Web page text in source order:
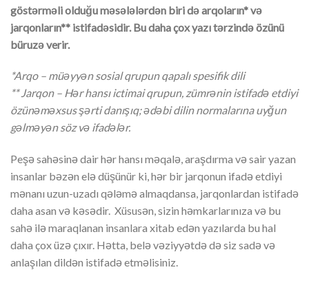
göstərməli olduğu məsələlərdən biri də arqoların* və
jarqonların** istifadəsidir. Bu daha çox yazı tərzində özünü
büruzə verir.
*Arqo – müəyyən sosial qrupun qapalı spesifik dili
** Jarqon – Hər hansı ictimai qrupun, zümrənin istifadə etdiyi
özünəməxsus şərti danışıq; ədəbi dilin normalarına uyğun
gəlməyən söz və ifadələr.
Peşə sahəsinə dair hər hansı məqalə, araşdırma və sair yazan
insanlar bəzən elə düşünür ki, hər bir jarqonun ifadə etdiyi
mənanı uzun-uzadı qələmə almaqdansa, jarqonlardan istifadə
daha asan və kəsədir. Xüsusən, sizin həmkarlarınıza və bu
sahə ilə maraqlanan insanlara xitab edən yazılarda bu hal
daha çox üzə çıxır. Hətta, belə vəziyyətdə də siz sadə və
anlaşılan dildən istifadə etməlisiniz.